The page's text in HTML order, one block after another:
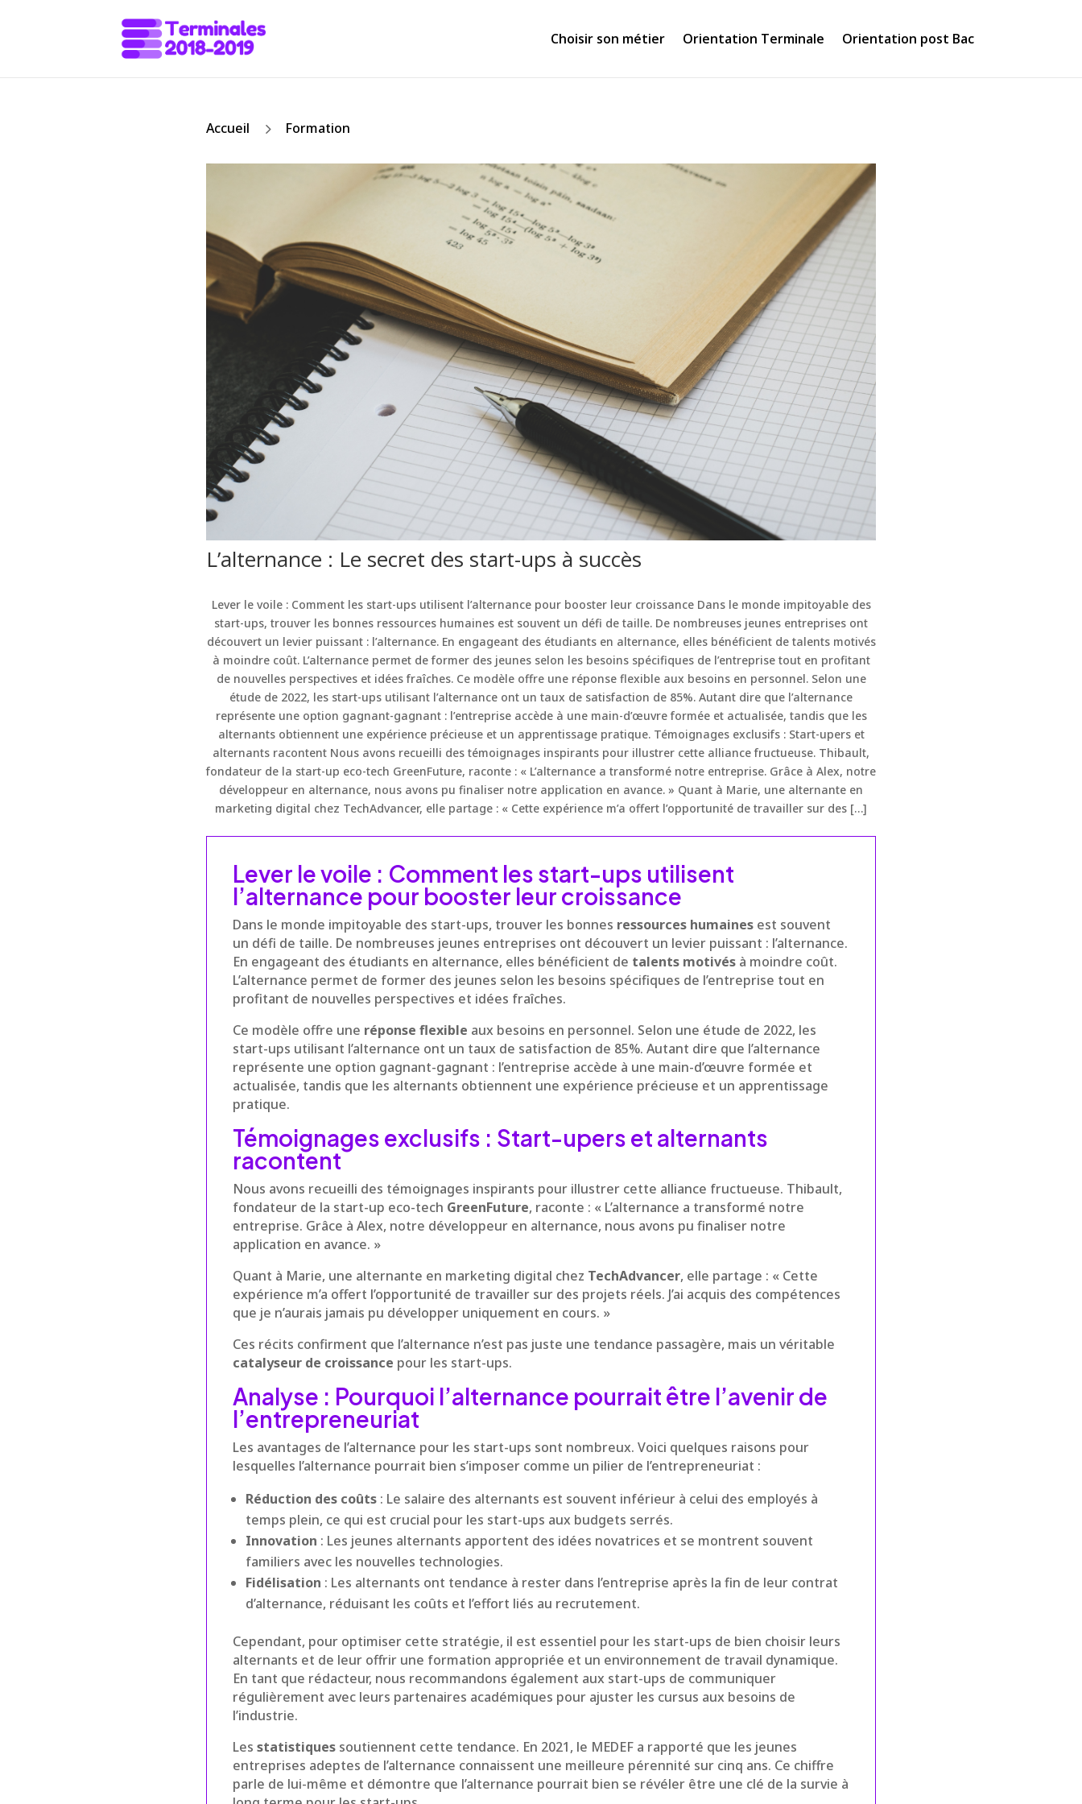
Choisir son métier Orientation Terminale Orientation post Bac
Accueil 5 Formation
L’alternance : Le secret des start-ups à succès
Lever le voile : Comment les start-ups utilisent l’alternance pour booster leur croissance Dans le monde impitoyable des
start-ups, trouver les bonnes ressources humaines est souvent un défi de taille. De nombreuses jeunes entreprises ont
découvert un levier puissant : l’alternance. En engageant des étudiants en alternance, elles bénéficient de talents motivés
à moindre coût. L’alternance permet de former des jeunes selon les besoins spécifiques de l’entreprise tout en profitant
de nouvelles perspectives et idées fraîches. Ce modèle offre une réponse flexible aux besoins en personnel. Selon une
étude de 2022, les start-ups utilisant l’alternance ont un taux de satisfaction de 85%. Autant dire que l’alternance
représente une option gagnant-gagnant : l’entreprise accède à une main-d’œuvre formée et actualisée, tandis que les
alternants obtiennent une expérience précieuse et un apprentissage pratique. Témoignages exclusifs : Start-upers et
alternants racontent Nous avons recueilli des témoignages inspirants pour illustrer cette alliance fructueuse. Thibault,
fondateur de la start-up eco-tech GreenFuture, raconte : « L’alternance a transformé notre entreprise. Grâce à Alex, notre
développeur en alternance, nous avons pu finaliser notre application en avance. » Quant à Marie, une alternante en
marketing digital chez TechAdvancer, elle partage : « Cette expérience m’a offert l’opportunité de travailler sur des […]
Lever le voile : Comment les start-ups utilisent
l’alternance pour booster leur croissance
Dans le monde impitoyable des start-ups, trouver les bonnes ressources humaines est souvent
un défi de taille. De nombreuses jeunes entreprises ont découvert un levier puissant : l’alternance.
En engageant des étudiants en alternance, elles bénéficient de talents motivés à moindre coût.
L’alternance permet de former des jeunes selon les besoins spécifiques de l’entreprise tout en
profitant de nouvelles perspectives et idées fraîches.
Ce modèle offre une réponse flexible aux besoins en personnel. Selon une étude de 2022, les
start-ups utilisant l’alternance ont un taux de satisfaction de 85%. Autant dire que l’alternance
représente une option gagnant-gagnant : l’entreprise accède à une main-d’œuvre formée et
actualisée, tandis que les alternants obtiennent une expérience précieuse et un apprentissage
pratique.
Témoignages exclusifs : Start-upers et alternants
racontent
Nous avons recueilli des témoignages inspirants pour illustrer cette alliance fructueuse. Thibault,
fondateur de la start-up eco-tech GreenFuture, raconte : « L’alternance a transformé notre
entreprise. Grâce à Alex, notre développeur en alternance, nous avons pu finaliser notre
application en avance. »
Quant à Marie, une alternante en marketing digital chez TechAdvancer, elle partage : « Cette
expérience m’a offert l’opportunité de travailler sur des projets réels. J’ai acquis des compétences
que je n’aurais jamais pu développer uniquement en cours. »
Ces récits confirment que l’alternance n’est pas juste une tendance passagère, mais un véritable
catalyseur de croissance pour les start-ups.
Analyse : Pourquoi l’alternance pourrait être l’avenir de
l’entrepreneuriat
Les avantages de l’alternance pour les start-ups sont nombreux. Voici quelques raisons pour
lesquelles l’alternance pourrait bien s’imposer comme un pilier de l’entrepreneuriat :
Réduction des coûts : Le salaire des alternants est souvent inférieur à celui des employés à
temps plein, ce qui est crucial pour les start-ups aux budgets serrés.
Innovation : Les jeunes alternants apportent des idées novatrices et se montrent souvent
familiers avec les nouvelles technologies.
Fidélisation : Les alternants ont tendance à rester dans l’entreprise après la fin de leur contrat
d’alternance, réduisant les coûts et l’effort liés au recrutement.
Cependant, pour optimiser cette stratégie, il est essentiel pour les start-ups de bien choisir leurs
alternants et de leur offrir une formation appropriée et un environnement de travail dynamique.
En tant que rédacteur, nous recommandons également aux start-ups de communiquer
régulièrement avec leurs partenaires académiques pour ajuster les cursus aux besoins de
l’industrie.
Les statistiques soutiennent cette tendance. En 2021, le MEDEF a rapporté que les jeunes
entreprises adeptes de l’alternance connaissent une meilleure pérennité sur cinq ans. Ce chiffre
parle de lui-même et démontre que l’alternance pourrait bien se révéler être une clé de la survie à